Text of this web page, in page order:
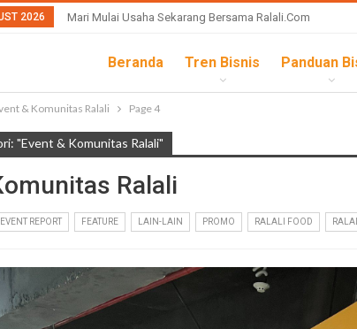
2026 Mari Mulai Usaha Sekarang Bersama Ralali.com
Beranda Tren Bisnis Panduan
& Komunitas Ralali Page 4
"Event & Komunitas Ralali"
Ralali
EVENT REPORT FEATURE LAIN-LAIN PROMO RALALI FOOD